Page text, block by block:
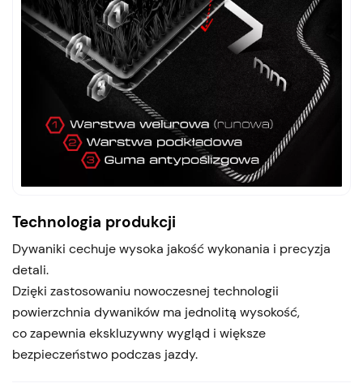
Technologia produkcji
Dywaniki cechuje wysoka jakość wykonania i precyzja
detali.
Dzięki zastosowaniu nowoczesnej technologii
powierzchnia dywaników ma jednolitą wysokość,
co zapewnia ekskluzywny wygląd i większe
bezpieczeństwo podczas jazdy.